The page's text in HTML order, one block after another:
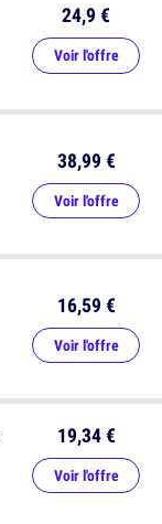
24,9 €
Voir l'offre
38,99 €
Voir l'offre
19,34 €
Voir l'offre
16,59 €
Voir l'offre